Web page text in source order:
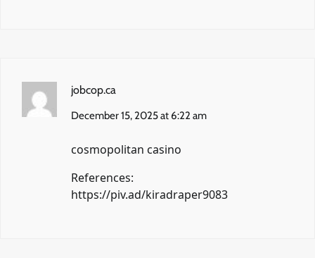
jobcop.ca
December 15, 2025 at 6:22 am
cosmopolitan casino
References:
https://piv.ad/kiradraper9083